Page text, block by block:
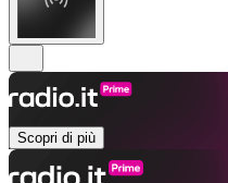
Scopri di più